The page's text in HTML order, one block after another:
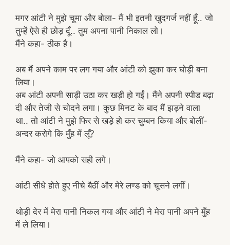
मगर आंटी ने मुझे चूमा और बोला- मैं भी इतनी खुदगर्ज नहीं हूँ.. जो
तुम्हें ऐसे ही छोड़ दूँ.. तुम अपना पानी निकाल लो।
मैंने कहा- ठीक है।
अब मैं अपने काम पर लग गया और आंटी को झुका कर घोड़ी बना
लिया।
अब आंटी अपनी साड़ी उठा कर खड़ी हो गईं। मैंने अपनी स्पीड बढ़ा
दी और तेजी से चोदने लगा। कुछ मिनट के बाद मैं झड़ने वाला
था.. तो आंटी ने मुझे फिर से खड़े हो कर चुम्बन किया और बोलीं-
अन्दर करोगे कि मुँह में लूँ?
मैंने कहा- जो आपको सही लगे।
आंटी सीधे होते हुए नीचे बैठीं और मेरे लण्ड को चूसने लगीं।
थोड़ी देर में मेरा पानी निकल गया और आंटी ने मेरा पानी अपने मुँह
में ले लिया।